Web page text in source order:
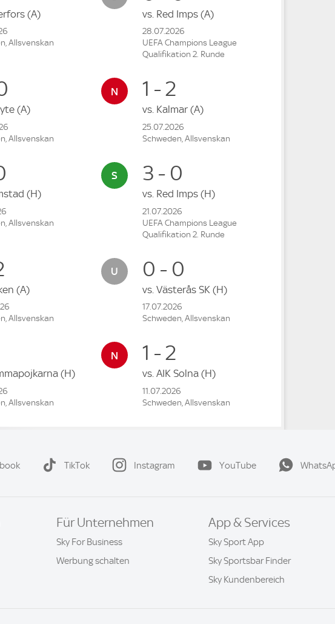
(A)
Allsvenskan
(A)
Allsvenskan
(H)
Allsvenskan
(A)
Allsvenskan
(H)
Allsvenskan
vs. Red Imps (A)
28.07.2026
UEFA Champions League
Qualifikation 2. Runde
1 - 2
vs. Kalmar (A)
25.07.2026
Schweden, Allsvenskan
3 - 0
vs. Red Imps (H)
21.07.2026
UEFA Champions League
Qualifikation 2. Runde
0 - 0
vs. Västerås SK (H)
17.07.2026
Schweden, Allsvenskan
1 - 2
vs. AIK Solna (H)
11.07.2026
Schweden, Allsvenskan
TikTok Instagram YouTube
Für Unternehmen
Sky For Business
Werbung schalten
App & Services
Sky Sport App
Sky Sportsbar Finder
Sky Kundenbereich